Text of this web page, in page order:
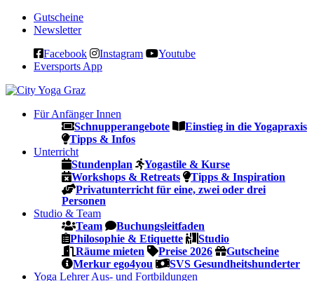
Gutscheine
Newsletter
Facebook Instagram Youtube
Eversports App
Für Anfänger Innen
Schnupperangebote
Einstieg in die Yogapraxis
Tipps & Infos
Unterricht
Stundenplan
Yogastile & Kurse
Workshops & Retreats
Tipps & Inspiration
Privatunterricht für eine, zwei oder drei
Personen
Studio & Team
Team
Buchungsleitfaden
Philosophie & Etiquette
Studio
Räume mieten
Preise 2026
Gutscheine
Merkur ego4you
SVS Gesundheitshunderter
Yoga Lehrer Aus- und Fortbildungen